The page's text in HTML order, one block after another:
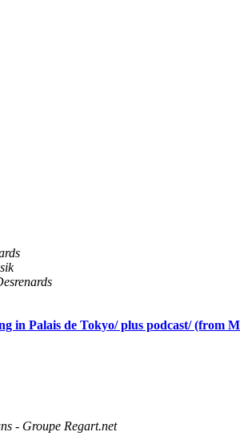
in Palais de Tokyo/ plus podcast/ (from
- Groupe Regart.net